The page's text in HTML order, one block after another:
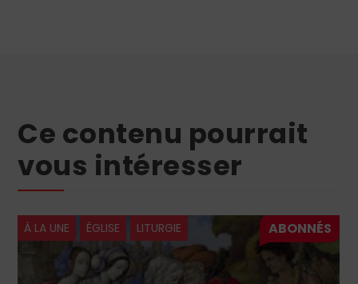
Ce contenu pourrait
vous intéresser
À LA UNE ÉGLISE LECTURES